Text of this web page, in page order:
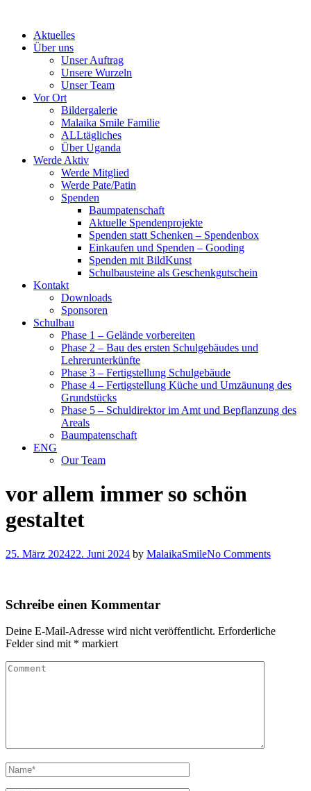
contentAktuelles
Über uns
Unser Auftrag
Unsere Wurzeln
Unser Team
Vor Ort
Bildergalerie
Malaika Smile Familie
ALLtägliches
Über Uganda
Werde Aktiv
Werde Mitglied
Werde Pate/Patin
Spenden
Baumpatenschaft
Aktuelle Spendenprojekte
Spenden statt Schenken – Spendenbox
Einkaufen und Spenden – Gooding
Spenden mit BildKunst
Schulbausteine als Geschenkgutschein
Kontakt
Downloads
Sponsoren
Schulbau
Phase 1 – Gelände vorbereiten
Phase 2 – Bau des ersten Schulgebäudes und
Lehrerunterkünfte
Phase 3 – Fertigstellung Schulgebäude
Phase 4 – Fertigstellung Küche und Umzäunung des
Grundstücks
Phase 5 – Schuldirektor im Amt und Bepflanzung des
Areals
Baumpatenschaft
ENG
Our Team
vor allem immer so schön
gestaltet
25. März 202422. Juni 2024 by MalaikaSmileNo Comments
Schreibe einen Kommentar
Deine E-Mail-Adresse wird nicht veröffentlicht. Erforderliche
Felder sind mit * markiert